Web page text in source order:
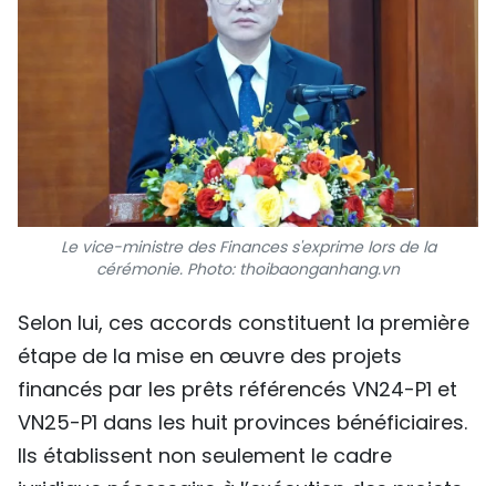
Le vice-ministre des Finances s'exprime lors de la
cérémonie. Photo: thoibaonganhang.vn
Selon lui, ces accords constituent la première
étape de la mise en œuvre des projets
financés par les prêts référencés VN24-P1 et
VN25-P1 dans les huit provinces bénéficiaires.
Ils établissent non seulement le cadre